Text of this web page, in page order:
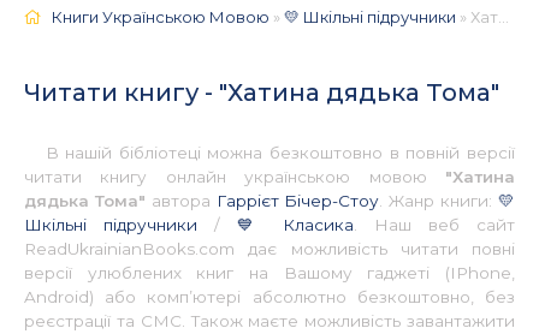
Книги Українською Мовою »💛 Шкільні підручники » Хатина дядька Тома 📚 - Українською
Читати книгу - "Хатина дядька Тома"
В нашій бібліотеці можна безкоштовно в повній версії
читати книгу онлайн українською мовою "Хатина
дядька Тома" автора Гаррієт Бічер-Стоу . Жанр книги:💛
Шкільні підручники / 💙 Класика . Наш веб сайт
ReadUkrainianBooks.com дає можливість читати повні
версії улюблених книг на Вашому гаджеті (IPhone,
Android) або комп’ютері абсолютно безкоштовно, без
реєстрації та СМС. Також маєте можливість завантажити